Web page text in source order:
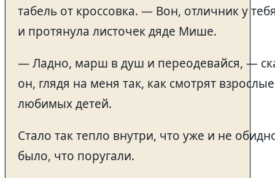
табель от кроссовка. — Вон, отличник у
и протянула листочек дяде Мише.
— Ладно, марш в душ и переодевайся, —
он, глядя на меня так, как смотрят
любимых детей.
Стало так тепло внутри, что уже и не
было, что поругали.